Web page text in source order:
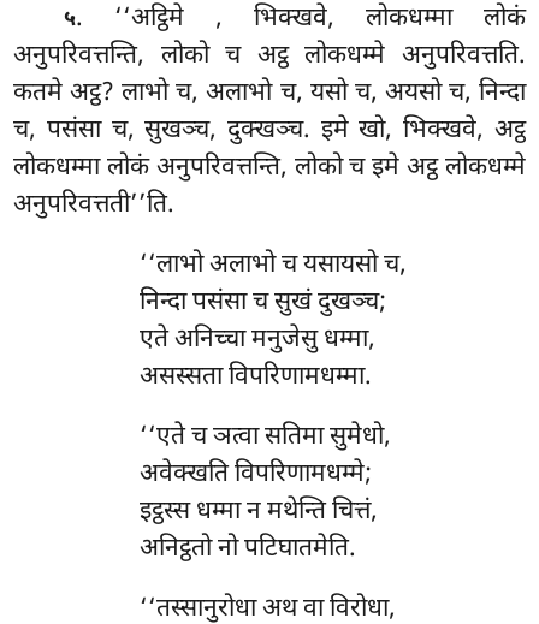
५. ‘‘अट्ठिमे , भिक्खवे, लोकधम्मा लोकं
अनुपरिवत्तन्ति, लोको च अट्ठ लोकधम्मे अनुपरिवत्तति.
कतमे अट्ठ? लाभोच, अलाभो च, यसो च, अयसो च, निन्दा
च, पसंसा च, सुखञ्च, दुक्खञ्च. इमे खो, भिक्खवे, अट्ठ
लोकधम्मा लोकं अनुपरिवत्तन्ति, लोको च इमे अट्ठ लोकधम्मे
अनुपरिवत्तती’’ति.
‘‘लाभो अलाभो च यसायसो च,
निन्दा पसंसा च सुखं दुखञ्च;
एतेअनिच्चा मनुजेसु धम्मा,
असस्सता विपरिणामधम्मा.
‘‘एते च ञत्वा सतिमा सुमेधो,
अवेक्खति विपरिणामधम्मे;
इट्ठस्स धम्मा न मथेन्ति चित्तं,
अनिट्ठतो नो पटिघातमेति.
‘‘तस्सानुरोधाअथ वा विरोधा,